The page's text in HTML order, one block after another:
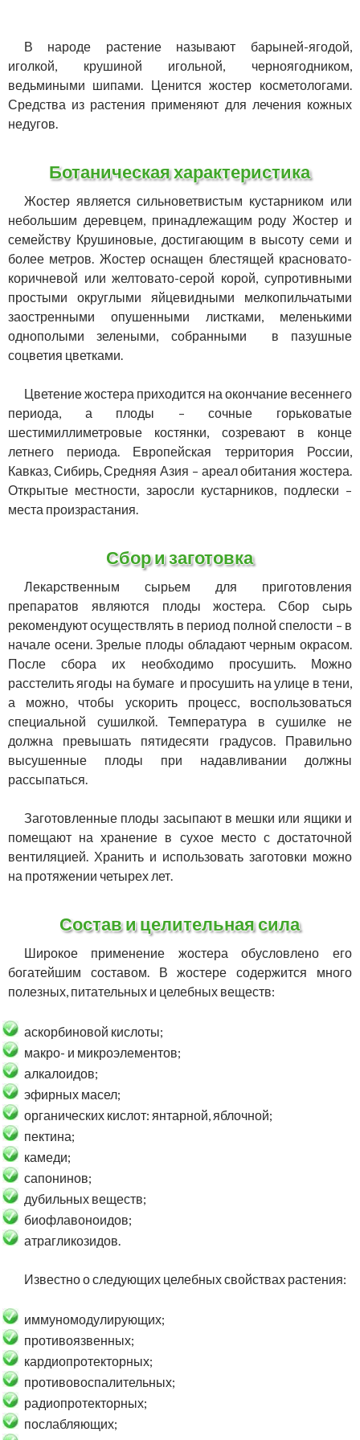
В народе растение называют барыней-ягодой,
иголкой, крушиной игольной, черноягодником,
ведьмиными шипами. Ценится жостер косметологами.
Средства из растения применяют для лечения кожных
недугов.
Ботаническая характеристика
Жостер является сильноветвистым кустарником или
небольшим деревцем, принадлежащим роду Жостер и
семейству Крушиновые, достигающим в высоту семи и
более метров. Жостер оснащен блестящей красновато-
коричневой или желтовато-серой корой, супротивными
простыми округлыми яйцевидными мелкопильчатыми
заостренными опушенными листками, меленькими
однополыми зелеными, собранными в пазушные
соцветия цветками.
Цветение жостера приходится на окончание весеннего
периода, а плоды – сочные горьковатые
шестимиллиметровые костянки, созревают в конце
летнего периода. Европейская территория России,
Кавказ, Сибирь, Средняя Азия – ареал обитания жостера.
Открытые местности, заросли кустарников, подлески –
места произрастания.
Сбор и заготовка
Лекарственным сырьем для приготовления
препаратов являются плоды жостера. Сбор сырь
рекомендуют осуществлять в период полной спелости – в
начале осени. Зрелые плоды обладают черным окрасом.
После сбора их необходимо просушить. Можно
расстелить ягоды на бумаге и просушить на улице в тени,
а можно, чтобы ускорить процесс, воспользоваться
специальной сушилкой. Температура в сушилке не
должна превышать пятидесяти градусов. Правильно
высушенные плоды при надавливании должны
рассыпаться.
Заготовленные плоды засыпают в мешки или ящики и
помещают на хранение в сухое место с достаточной
вентиляцией. Хранить и использовать заготовки можно
на протяжении четырех лет.
Состав и целительная сила
Широкое применение жостера обусловлено его
богатейшим составом. В жостере содержится много
полезных, питательных и целебных веществ:
аскорбиновой кислоты;
макро- и микроэлементов;
алкалоидов;
эфирных масел;
органических кислот: янтарной, яблочной;
пектина;
камеди;
сапонинов;
дубильных веществ;
биофлавоноидов;
атрагликозидов.
Известно о следующих целебных свойствах растения:
иммуномодулирующих;
противоязвенных;
кардиопротекторных;
противовоспалительных;
радиопротекторных;
послабляющих;